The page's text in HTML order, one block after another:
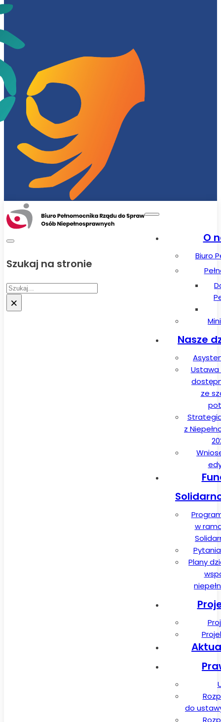
Szukaj na stronie
Szukaj
×
O
Biuro
Nasze
Ustawa
ze
z
w
Plany
do